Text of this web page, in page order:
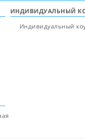
ИНДИВИДУАЛЬНЫЙ
Индивидуальный